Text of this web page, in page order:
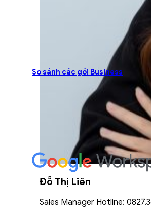
Đỗ Thị Liên
Sales Manager Hotline:
So sánh các gói Business